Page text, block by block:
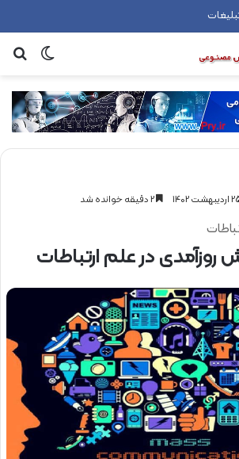
1402
در علم ارتباطات